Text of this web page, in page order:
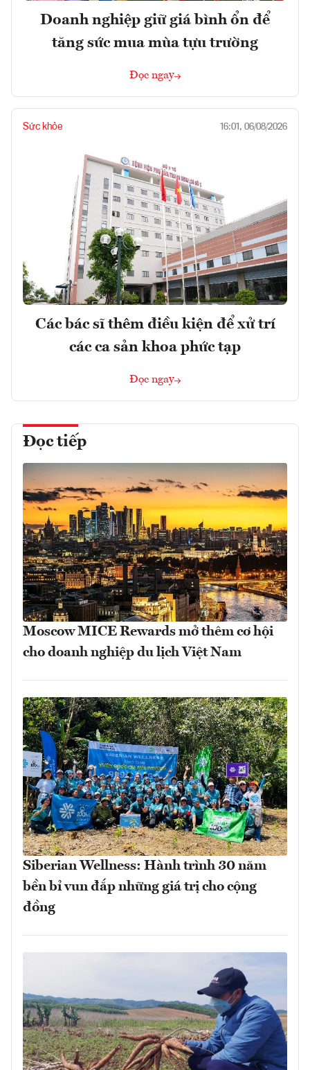
Doanh nghiệp giữ giá bình ổn để
tăng sức mua mùa tựu trường
Đọc ngay
Sức khỏe 16:01, 06/08/2026
Các bác sĩ thêm điều kiện để xử trí
các ca sản khoa phức tạp
Đọc ngay
Đọc tiếp
Moscow MICE Rewards mở thêm cơ hội
cho doanh nghiệp du lịch Việt Nam
Siberian Wellness: Hành trình 30 năm
bền bỉ vun đắp những giá trị cho cộng
đồng